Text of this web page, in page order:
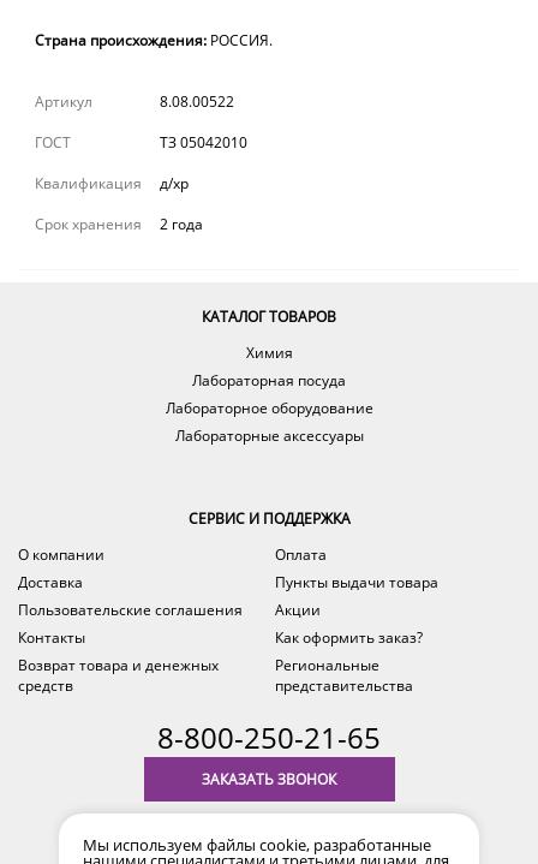
Страна происхождения: РОССИЯ.
Артикул
8.08.00522
ГОСТ
ТЗ 05042010
Квалификация
д/хр
Срок хранения
2 года
КАТАЛОГ ТОВАРОВ
Химия
Лабораторная посуда
Лабораторное оборудование
Лабораторные аксессуары
СЕРВИС И ПОДДЕРЖКА
О компании
Оплата
Доставка
Пункты выдачи товара
Пользовательские соглашения
Акции
Контакты
Как оформить заказ?
Возврат товара и денежных
средств
Региональные
представительства
8-800-250-21-65
ЗАКАЗАТЬ ЗВОНОК
время по Уфе (MSK+2)
Мы используем файлы cookie, разработанные